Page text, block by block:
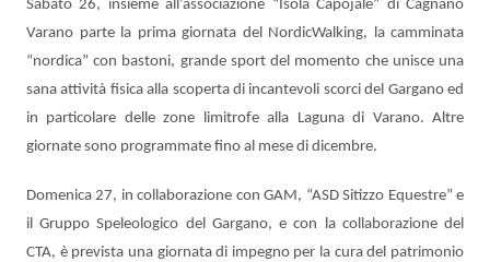
Sabato 26, insieme all’associazione “Isola Capojale” di Cagnano
Varano parte la prima giornata del NordicWalking, la camminata
“nordica” con bastoni, grande sport del momento che unisce una
sana attività fisica alla scoperta di incantevoli scorci del Gargano ed
in particolare delle zone limitrofe alla Laguna di Varano. Altre
giornate sono programmate fino al mese di dicembre.
Domenica 27, in collaborazione con GAM, “ASD Sitizzo Equestre” e
il Gruppo Speleologico del Gargano, e con la collaborazione del
CTA, è prevista una giornata di impegno per la cura del patrimonio